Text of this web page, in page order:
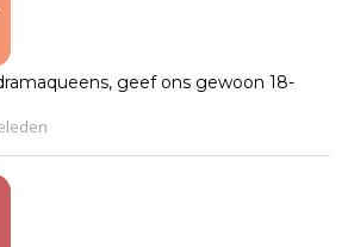
geef ons gewoon 18-